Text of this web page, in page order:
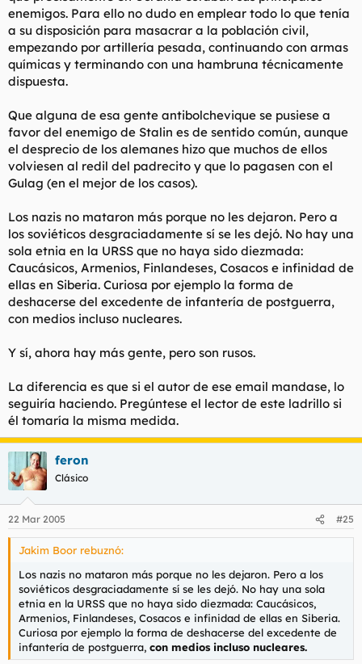
enemigos. Para ello no dudo en emplear todo lo que tenía
a su disposición para masacrar a la población civil,
empezando por artillería pesada, continuando con armas
químicas y terminando con una hambruna técnicamente
dispuesta.
Que alguna de esa gente antibolchevique se pusiese a
favor del enemigo de Stalin es de sentido común, aunque
el desprecio de los alemanes hizo que muchos de ellos
volviesen al redil del padrecito y que lo pagasen con el
Gulag (en el mejor de los casos).
Los nazis no mataron más porque no les dejaron. Pero a
los soviéticos desgraciadamente sí se les dejó. No hay una
sola etnia en la URSS que no haya sido diezmada:
Caucásicos, Armenios, Finlandeses, Cosacos e infinidad de
ellas en Siberia. Curiosa por ejemplo la forma de
deshacerse del excedente de infantería de postguerra,
con medios incluso nucleares.
Y sí, ahora hay más gente, pero son rusos.
La diferencia es que si el autor de ese email mandase, lo
seguiría haciendo. Pregúntese el lector de este ladrillo si
él tomaría la misma medida.
feron
Clásico
22 Mar 2005 #25
Jakim Boor rebuznó:
Los nazis no mataron más porque no les dejaron. Pero a los
soviéticos desgraciadamente sí se les dejó. No hay una sola
etnia en la URSS que no haya sido diezmada: Caucásicos,
Armenios, Finlandeses, Cosacos e infinidad de ellas en Siberia.
Curiosa por ejemplo la forma de deshacerse del excedente de
infantería de postguerra, con medios incluso nucleares.